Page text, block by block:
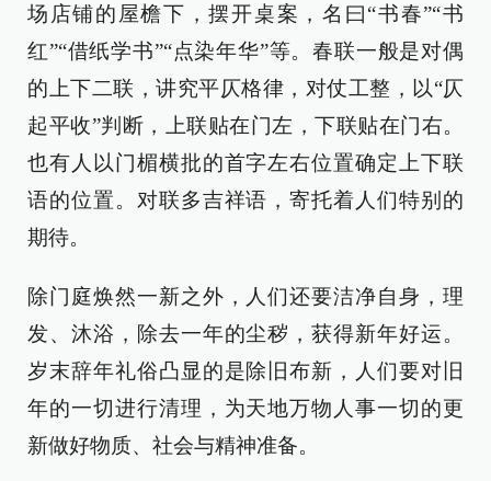
场店铺的屋檐下，摆开桌案，名曰“书春”“书
红”“借纸学书”“点染年华”等。春联一般是对偶
的上下二联，讲究平仄格律，对仗工整，以“仄
起平收”判断，上联贴在门左，下联贴在门右。
也有人以门楣横批的首字左右位置确定上下联
语的位置。对联多吉祥语，寄托着人们特别的
期待。
除门庭焕然一新之外，人们还要洁净自身，理
发、沐浴，除去一年的尘秽，获得新年好运。
岁末辞年礼俗凸显的是除旧布新，人们要对旧
年的一切进行清理，为天地万物人事一切的更
新做好物质、社会与精神准备。